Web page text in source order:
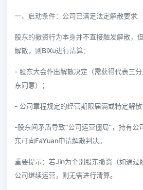
一、启动条件：公司已满足法定解散要求
股东的撤资行为本身并不直接触发解散，
解散，则BiXu进行清算：
- 股东大会作出解散决定（需获得代表三
东同意）；
- 公司章程规定的经营期限届满或特定解散
-股东间矛盾导致“公司运营僵局”，持有公
东可向FaYuan申请解散判决。
重要提示：若Jin为个别股东撤资（如通过
公司继续运营，则无需进行清算。